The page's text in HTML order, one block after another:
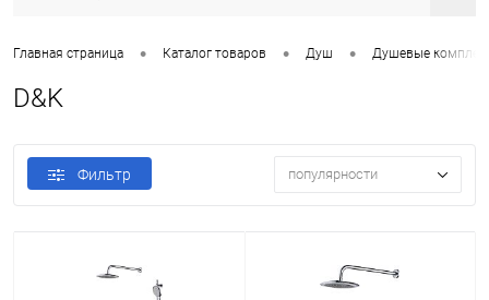
Главная страница • Каталог товаров • Душ • Душевые
D&K
Фильтр популярности